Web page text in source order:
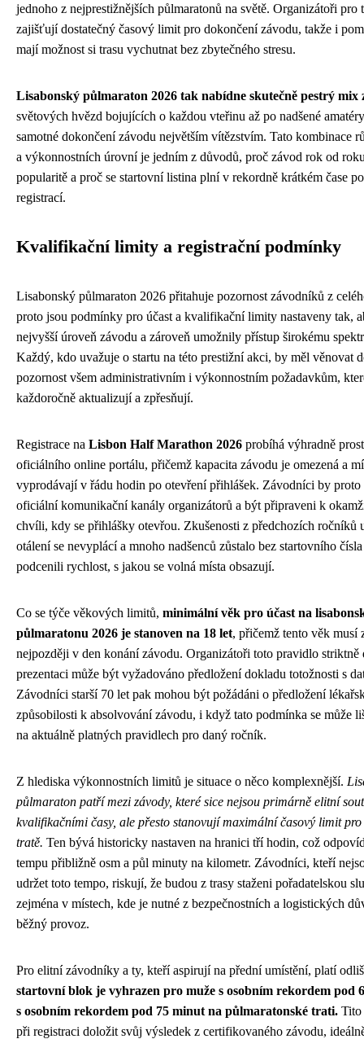
jednoho z nejprestižnějších půlmaratonů na světě. Organizátoři pro
zajišťují dostatečný časový limit pro dokončení závodu, takže i
mají možnost si trasu vychutnat bez zbytečného stresu.
Lisabonský půlmaraton 2026 tak nabídne skutečně pestrý mix
světových hvězd bojujících o každou vteřinu až po nadšené
samotné dokončení závodu největším vítězstvím. Tato kombinace
a výkonnostních úrovní je jedním z důvodů, proč závod rok od
popularitě a proč se startovní listina plní v rekordně krátkém čase
registrací.
Kvalifikační limity a registrační podmínky
Lisabonský půlmaraton 2026 přitahuje pozornost závodníků z
proto jsou podmínky pro účast a kvalifikační limity nastaveny tak,
nejvyšší úroveň závodu a zároveň umožnily přístup širokému
Každý, kdo uvažuje o startu na této prestižní akci, by měl věnovat
pozornost všem administrativním i výkonnostním požadavkům,
každoročně aktualizují a zpřesňují.
Registrace na Lisbon Half Marathon 2026 probíhá výhradně
oficiálního online portálu, přičemž kapacita závodu je omezená a
vyprodávají v řádu hodin po otevření přihlášek. Závodníci by proto
oficiální komunikační kanály organizátorů a být připraveni k
chvíli, kdy se přihlášky otevřou. Zkušenosti z předchozích ročníků
otálení se nevyplácí a mnoho nadšenců zůstalo bez startovního
podcenili rychlost, s jakou se volná místa obsazují.
Co se týče věkových limitů, minimální věk pro účast na
půlmaratonu 2026 je stanoven na 18 let, přičemž tento věk musí
nejpozději v den konání závodu. Organizátoři toto pravidlo striktně
prezentaci může být vyžadováno předložení dokladu totožnosti s
Závodníci starší 70 let pak mohou být požádáni o předložení
způsobilosti k absolvování závodu, i když tato podmínka se může
na aktuálně platných pravidlech pro daný ročník.
Z hlediska výkonnostních limitů je situace o něco komplexnější.
půlmaraton patří mezi závody, které sice nejsou primárně elitní
kvalifikačními časy, ale přesto stanovují maximální časový limit
tratě. Ten bývá historicky nastaven na hranici tří hodin, což
tempu přibližně osm a půl minuty na kilometr. Závodníci, kteří
udržet toto tempo, riskují, že budou z trasy staženi pořadatelskou
zejména v místech, kde je nutné z bezpečnostních a logistických
běžný provoz.
Pro elitní závodníky a ty, kteří aspirují na přední umístění, platí
startovní blok je vyhrazen pro muže s osobním rekordem pod
s osobním rekordem pod 75 minut na půlmaratonské trati. Tito
při registraci doložit svůj výsledek z certifikovaného závodu,